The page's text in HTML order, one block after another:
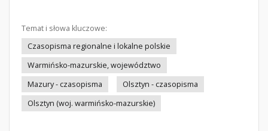
Temat i słowa kluczowe:
Czasopisma regionalne i lokalne polskie
Warmińsko-mazurskie, województwo
Mazury - czasopisma
Olsztyn - czasopisma
Olsztyn (woj. warmińsko-mazurskie)